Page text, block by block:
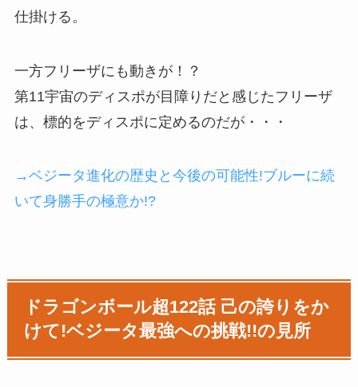
仕掛ける。
一方フリーザにも動きが！？
第11宇宙のディスポが目障りだと感じたフリーザ
は、標的をディスポに定めるのだが・・・
→ベジータ進化の歴史と今後の可能性!ブルーに続
いて身勝手の極意か!?
ドラゴンボール超122話 己の誇りをか
けて!ベジータ最強への挑戦!!の見所